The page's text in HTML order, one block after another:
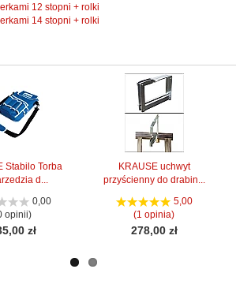
12 stopni + rolki
14 stopni + rolki
Stabilo Torba
d...
0,00
opinii)
zł
KRAUSE uchwyt
przyścienny do drabin...
5,00
(1 opinia)
278,00 zł